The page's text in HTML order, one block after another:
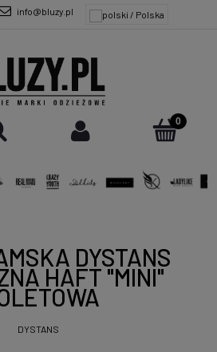
info@bluzy.pl
DYSTANS
HAFT "MINI"
DYSTANS